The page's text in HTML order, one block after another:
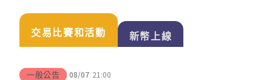
交易比賽和活動 新幣上線
一般公告 08/07 21:00